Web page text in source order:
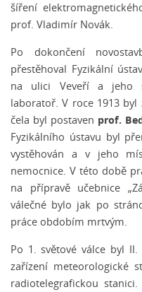
šíření
prof. Vladimír Novák.
Po dokončení
přestěhoval Fyzikální
na ulici Veveří a jeho
laboratoř. V roce 1913
čela byl postaven prof.
Fyzikálního ústavu byl
vystěhován a v jeho
nemocnice. V této době
na přípravě učebnice
válečné bylo jak po
práce obdobím mrtvým.
Po 1. světové válce byl
zařízení meteorologické
radiotelegrafickou